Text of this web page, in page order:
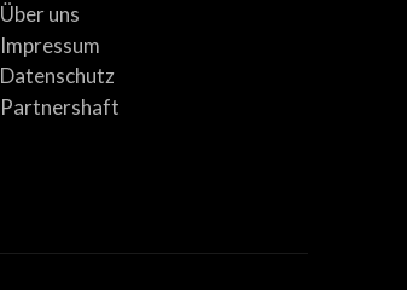
Über uns
Impressum
Datenschutz
Partnershaft